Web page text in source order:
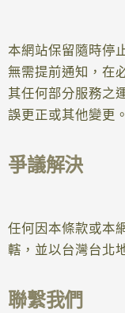
本網站保留隨時停
無需提前通知，在
其任何部分服務之
誤更正或其他變更。
爭議解決
任何因本條款或本
轄，並以台灣台北
聯繫我們